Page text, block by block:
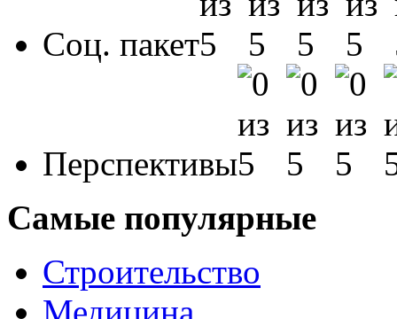
Соц. пакет
Перспективы
Самые популярные
Строительство
Медицина